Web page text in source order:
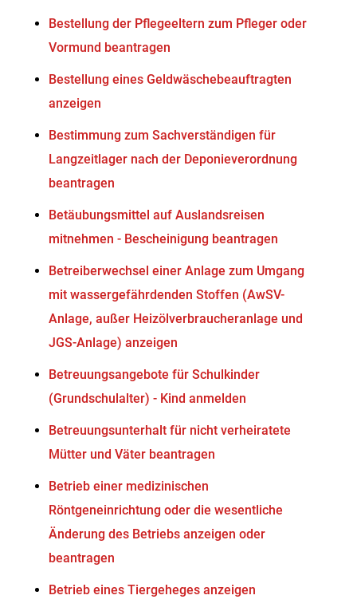
Bestellung der Pflegeeltern zum Pfleger oder
Vormund beantragen
Bestellung eines Geldwäschebeauftragten
anzeigen
Bestimmung zum Sachverständigen für
Langzeitlager nach der Deponieverordnung
beantragen
Betäubungsmittel auf Auslandsreisen
mitnehmen - Bescheinigung beantragen
Betreiberwechsel einer Anlage zum Umgang
mit wassergefährdenden Stoffen (AwSV-
Anlage, außer Heizölverbraucheranlage und
JGS-Anlage) anzeigen
Betreuungsangebote für Schulkinder
(Grundschulalter) - Kind anmelden
Betreuungsunterhalt für nicht verheiratete
Mütter und Väter beantragen
Betrieb einer medizinischen
Röntgeneinrichtung oder die wesentliche
Änderung des Betriebs anzeigen oder
beantragen
Betrieb eines Tiergeheges anzeigen